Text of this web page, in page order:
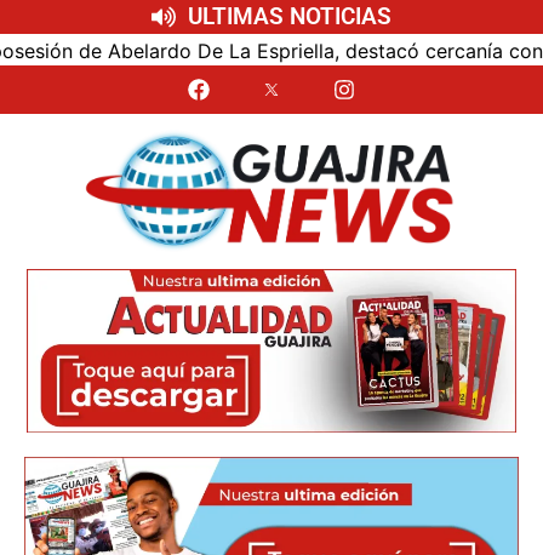
ULTIMAS NOTICIAS
de Abelardo De La Espriella, destacó cercanía con el